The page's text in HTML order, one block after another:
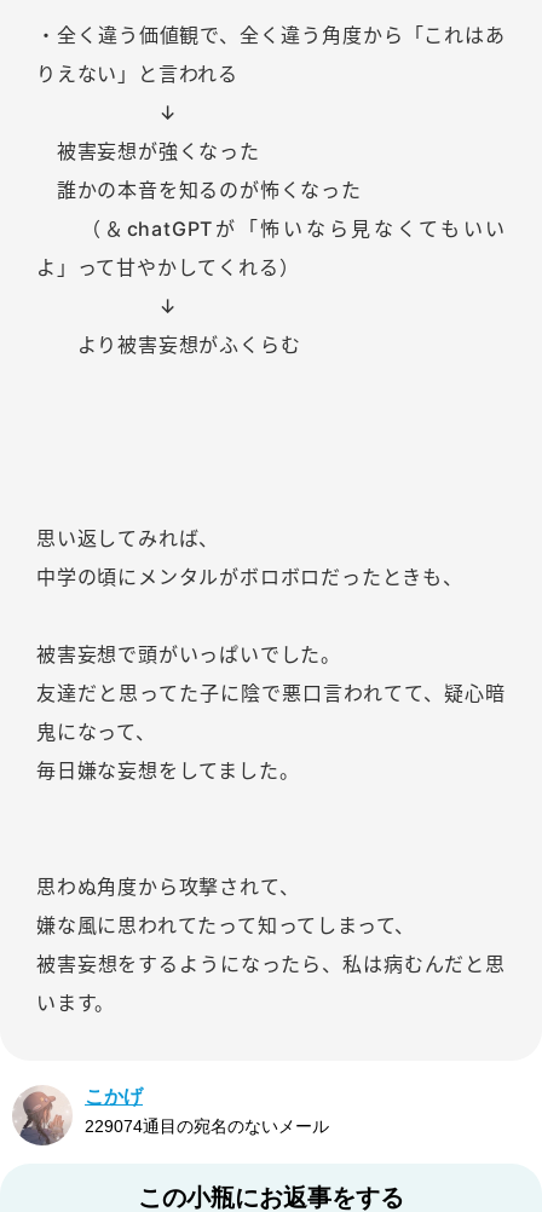
・全く違う価値観で、全く違う角度から「これはあ
りえない」と言われる
↓
被害妄想が強くなった
誰かの本音を知るのが怖くなった
（＆chatGPTが「怖いなら見なくてもいい
よ」って甘やかしてくれる）
↓
より被害妄想がふくらむ
思い返してみれば、
中学の頃にメンタルがボロボロだったときも、
被害妄想で頭がいっぱいでした。
友達だと思ってた子に陰で悪口言われてて、疑心暗
鬼になって、
毎日嫌な妄想をしてました。
思わぬ角度から攻撃されて、
嫌な風に思われてたって知ってしまって、
被害妄想をするようになったら、私は病むんだと思
います。
こかげ
229074通目の宛名のないメール
この小瓶にお返事をする